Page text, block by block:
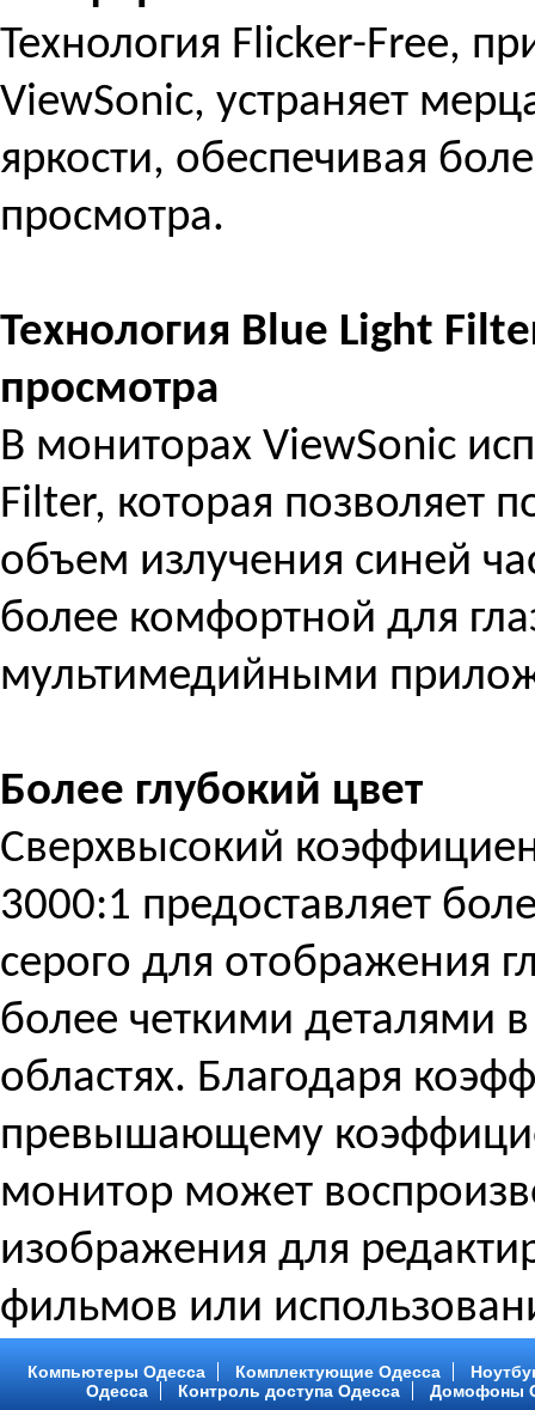
Технология Flicker-Free,
ViewSonic, устраняет
яркости, обеспечивая
просмотра.
Технология Blue Light
просмотра
В мониторах ViewSonic
Filter, которая позволяет
объем излучения синей
более комфортной для
мультимедийными
Более глубокий цвет
Сверхвысокий
3000:1 предоставляет
серого для отображения
более четкими деталями
областях. Благодаря
превышающему
монитор может
изображения для
фильмов или
Компьютеры Одесса Комплектующие Одесса
Одесса
Контроль доступа Одесса
Домофоны